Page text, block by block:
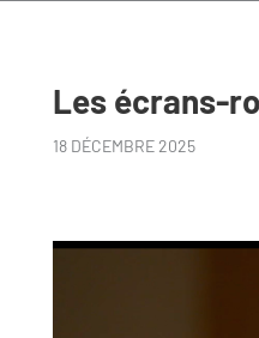
Les écrans-
18 DÉCEMBRE 2025